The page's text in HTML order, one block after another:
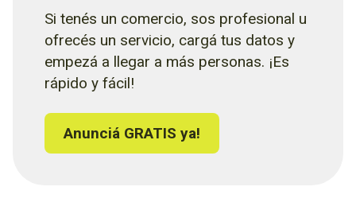
Si tenés un comercio, sos profesional u
ofrecés un servicio, cargá tus datos y
empezá a llegar a más personas. ¡Es
rápido y fácil!
Anunciá GRATIS ya!